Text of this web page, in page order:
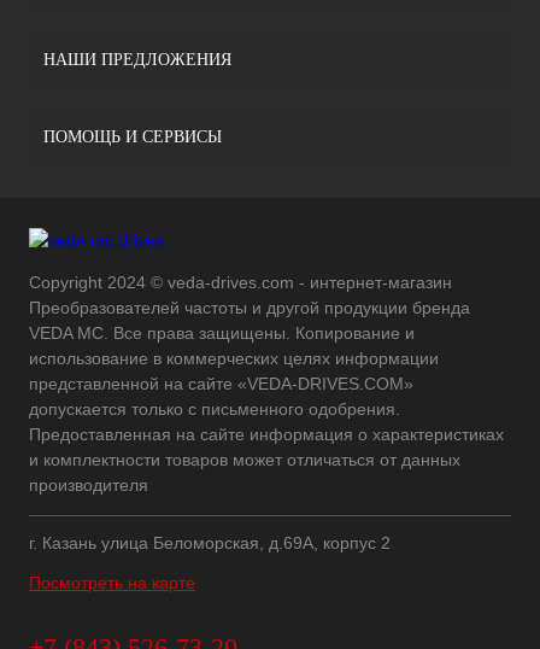
НАШИ ПРЕДЛОЖЕНИЯ
ПОМОЩЬ И СЕРВИСЫ
Copyright 2024 © veda-drives.com - интернет-магазин
Преобразователей частоты и другой продукции бренда
VEDA MC. Все права защищены. Копирование и
использование в коммерческих целях информации
представленной на сайте «VEDA-DRIVES.COM»
допускается только с письменного одобрения.
Предоставленная на сайте информация о характеристиках
и комплектности товаров может отличаться от данных
производителя
г. Казань улица Беломорская, д.69А, корпус 2
Посмотреть на карте